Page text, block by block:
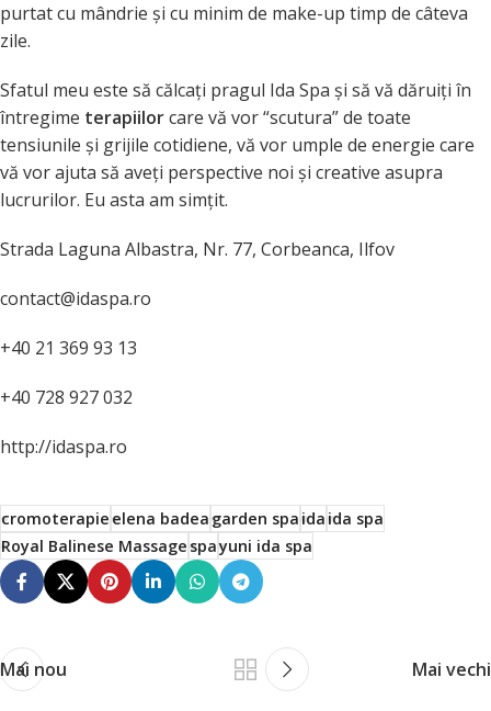
purtat cu mândrie şi cu minim de make-up timp de câteva
zile.
Sfatul meu este să călcaţi pragul Ida Spa şi să vă dăruiţi în
întregime terapiilorcare vă vor “scutura” de toate
tensiunile şi grijile cotidiene, vă vor umple de energie care
vă vor ajuta să aveţi perspective noi şi creative asupra
lucrurilor. Eu asta am simţit.
Strada Laguna Albastra, Nr. 77, Corbeanca, Ilfov
contact@idaspa.ro
+40 21 369 93 13
+40 728 927 032
http://idaspa.ro
cromoterapieelena badeagarden spaidaida spa
Royal Balinese Massagespayuni ida spa
Mai nou Mai vechi